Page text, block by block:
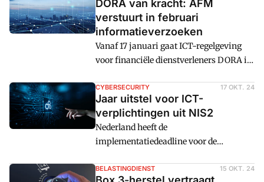
DORA van kracht: AFM
verstuurt in februari
informatieverzoeken
Vanaf 17 januari gaat ICT-regelgeving
voor financiële dienstverleners DORA in.
informatieverzoeken.
CYBERSECURITY 17 OKT. 24
Jaar uitstel voor ICT-
verplichtingen uit NIS2
Nederland heeft de
implementatiedeadline voor de
gehaald. Daaronder moeten meer
BELASTINGDIENST 15 OKT. 24